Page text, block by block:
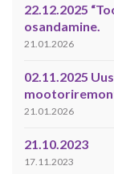
22.12.2025
osandamine.
21.01.2026
02.11.2025
21.01.2026
21.10.2023
17.11.2023